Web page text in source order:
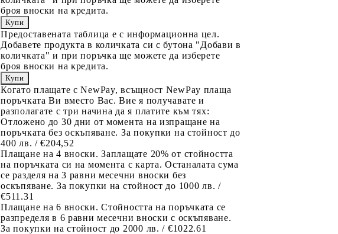
броя вноски на кредита.
Предоставената таблица е с информационна цел.
Добавете продукта в количката си с бутона "Добави в
количката" и при поръчка ще можете да изберете
броя вноски на кредита.
Когато плащате с NewPay, всъщност NewPay плаща
поръчката Ви вместо Вас. Вие я получавате и
разполагате с три начина да я платите към тях:
Отложено до 30 дни от момента на изпращане на
поръчката без оскъпяване. За покупки на стойност до
400 лв. / €204,52
Плащане на 4 вноски. Заплащате 20% от стойността
на поръчката си на момента с карта. Останалата сума
се разделя на 3 равни месечни вноски без
оскъпяване. За покупки на стойност до 1000 лв. /
€511.31
Плащане на 6 вноски. Стойността на поръчката се
разпределя в 6 равни месечни вноски с оскъпяване.
За покупки на стойност до 2000 лв. / €1022.61